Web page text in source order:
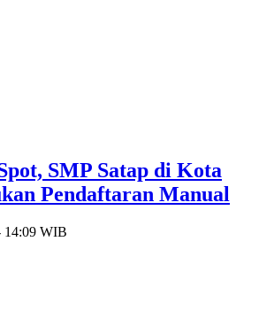
SMP Satap di Kota
Pendaftaran Manual
14:09 WIB